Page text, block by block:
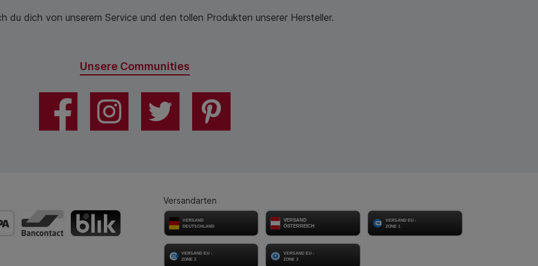
du dich von unserem Service und den tollen Produkten unserer Hersteller.
Unsere Communities
Versandarten